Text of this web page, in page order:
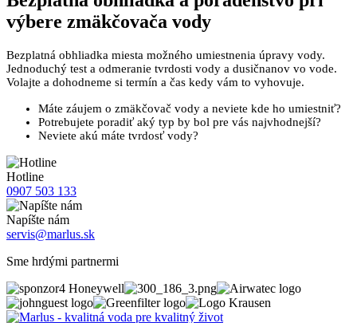
výbere zmäkčovača vody
Bezplatná obhliadka miesta možného umiestnenia úpravy vody.
Jednoduchý test a odmeranie tvrdosti vody a dusičnanov vo vode.
Volajte a dohodneme si termín a čas kedy vám to vyhovuje.
Máte záujem o zmäkčovač vody a neviete kde ho umiestniť?
Potrebujete poradiť aký typ by bol pre vás najvhodnejší?
Neviete akú máte tvrdosť vody?
Hotline
0907 503 133
Napíšte nám
servis@marlus.sk
Sme hrdými partnermi